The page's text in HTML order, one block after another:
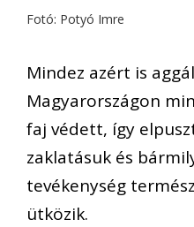
Fotó: Potyó Imre
Mindez azért is
Magyarországon
faj védett, így
zaklatásuk és
tevékenység
ütközik.